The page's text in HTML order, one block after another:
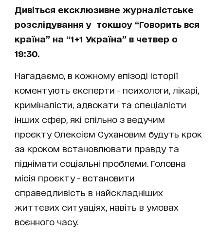
Дивіться ексклюзивне журналістське
розслідування у токшоу “Говорить вся
країна” на “1+1 Україна” в четвер о
19:30.
Нагадаємо, в кожному епізоді історії
коментують експерти - психологи, лікарі,
криміналісти, адвокати та спеціалісти
інших сфер, які спільно з ведучим
проєкту Олексієм Сухановим будуть крок
за кроком встановлювати правду та
піднімати соціальні проблеми. Головна
місія проєкту - встановити
справедливість в найскладніших
життєвих ситуаціях, навіть в умовах
воєнного часу.